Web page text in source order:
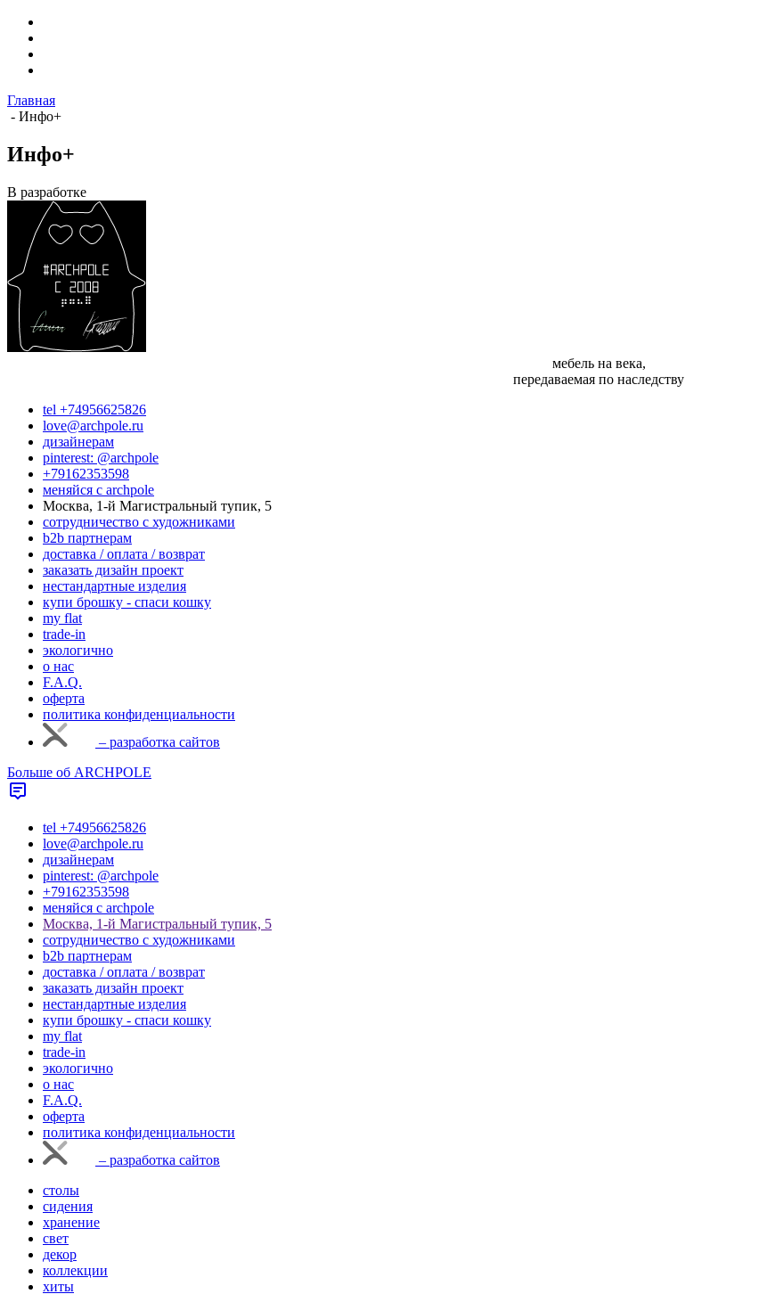
Главная
- Инфо+
Инфо+
В разработке
мебель на века,
передаваемая по наследству
tel +74956625826
love@archpole.ru
дизайнерам
pinterest: @archpole
+79162353598
меняйся с аrchpole
Москва, 1-й Магистральный тупик, 5
cотрудничество с художниками
b2b партнерам
доставка / оплата / возврат
заказать дизайн проект
нестандартные изделия
купи брошку - спаси кошку
my flat
trade-in
экологично
о нас
F.A.Q.
оферта
политика конфиденциальности
– разработка сайтов
Больше об ARCHPOLE
tel +74956625826
love@archpole.ru
дизайнерам
pinterest: @archpole
+79162353598
меняйся с аrchpole
Москва, 1-й Магистральный тупик, 5
cотрудничество с художниками
b2b партнерам
доставка / оплата / возврат
заказать дизайн проект
нестандартные изделия
купи брошку - спаси кошку
my flat
trade-in
экологично
о нас
F.A.Q.
оферта
политика конфиденциальности
– разработка сайтов
столы
сидения
хранение
свет
декор
коллекции
хиты